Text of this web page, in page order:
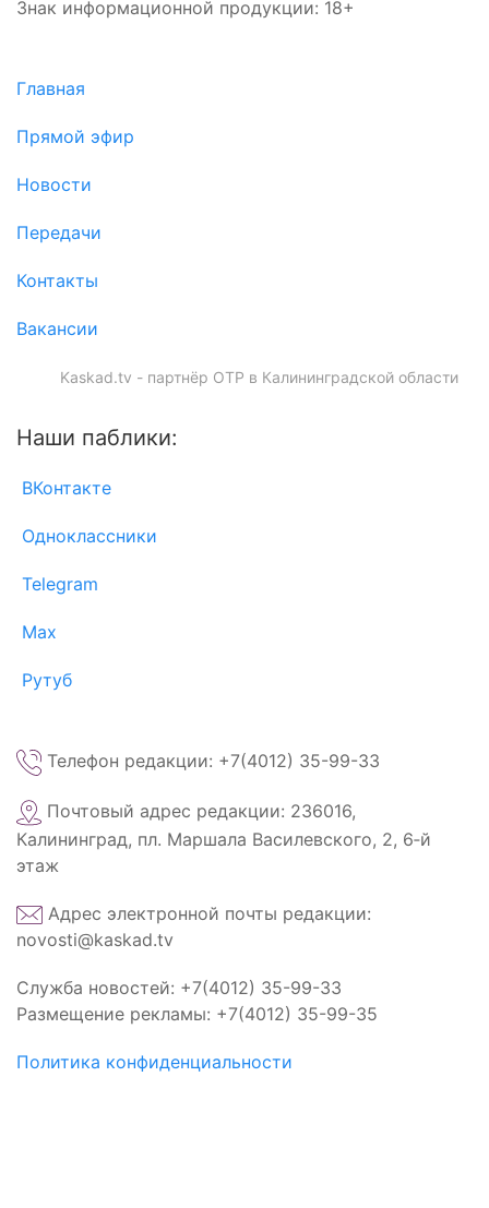
Знак информационной продукции: 18+
Главная
Прямой эфир
Новости
Передачи
Контакты
Вакансии
Kaskad.tv - партнёр ОТР в Калининградской области
Наши паблики:
ВКонтакте
Одноклассники
Telegram
Max
Рутуб
Телефон редакции: +7(4012) 35-99-33
Почтовый адрес редакции: 236016,
Калининград, пл. Маршала Василевского, 2, 6‑й
этаж
Адрес электронной почты редакции:
novosti@kaskad.tv
Служба новостей: +7(4012) 35-99-33
Размещение рекламы: +7(4012) 35-99-35
Политика конфиденциальности